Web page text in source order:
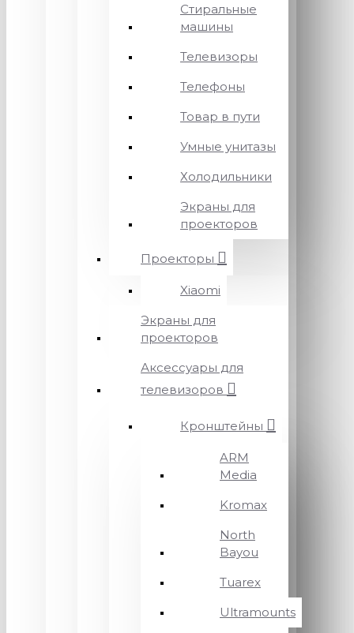
Стиральные
машины
Телевизоры
Телефоны
Товар в пути
Умные унитазы
Холодильники
Экраны для
проекторов
Проекторы
Xiaomi
Экраны для
проекторов
Аксессуары для
телевизоров
Кронштейны
ARM
Media
Kromax
North
Bayou
Tuarex
Ultramounts